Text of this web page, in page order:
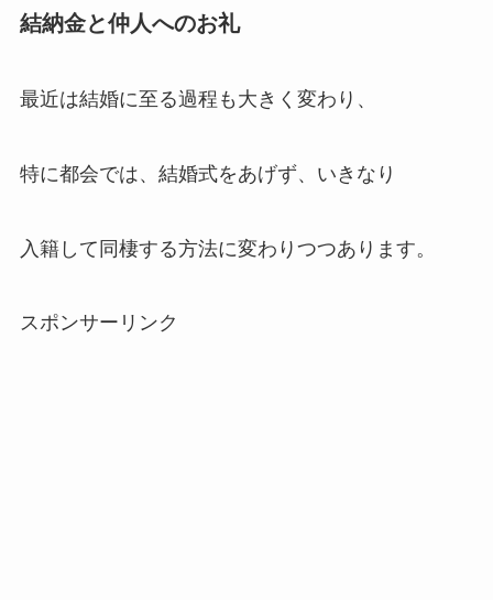
結納金と仲人へのお礼
最近は結婚に至る過程も大きく変わり、
特に都会では、結婚式をあげず、いきなり
入籍して同棲する方法に変わりつつあります。
スポンサーリンク